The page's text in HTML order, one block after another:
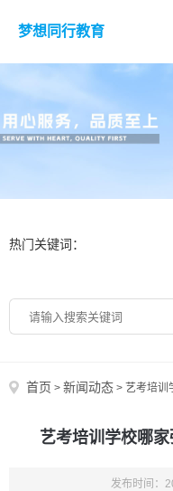
梦想同行教育
热门关键词：
首页 > 新闻动态 > 艺考培训
艺考培训学校哪
发布时间：